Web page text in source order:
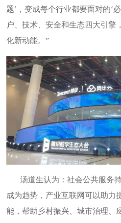
题’，变成每个行业都要面对的‘
户、技术、安全和生态四大引擎
化新动能。”
汤道生认为：社会公共服务
成为趋势，产业互联网可以助力
能，帮助乡村振兴、城市治理、